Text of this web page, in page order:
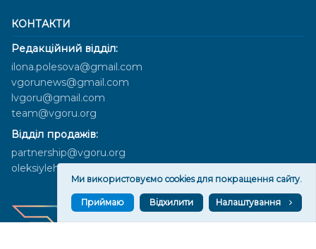
КОНТАКТИ
Редакційний відділ:
ilona.polesova@gmail.com
vgorunews@gmail.com
lvgoru@gmail.com
team@vgoru.org
Відділ продажів:
partnership@vgoru.org
oleksiylehen@vgoru.org
Ми використовуємо cookies для покращення сайту.
Приймаю Відхилити Налаштування